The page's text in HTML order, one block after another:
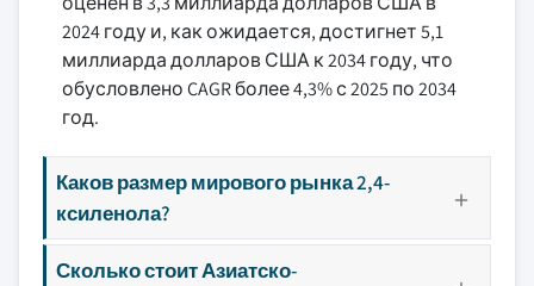
2024 году и, как ожидается, достигнет 5,1
миллиарда долларов США к 2034 году, что
обусловлено CAGR более 4,3% с 2025 по 2034
год.
Каков размер мирового рынка 2,4-
ксиленола?
Сколько стоит Азиатско-